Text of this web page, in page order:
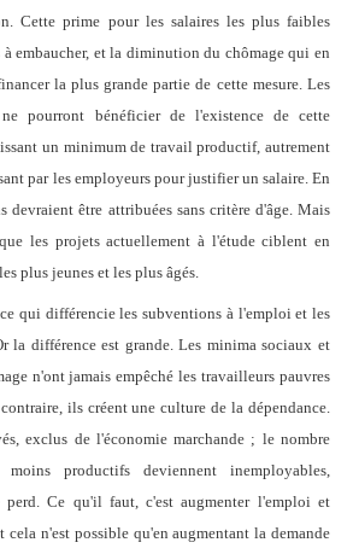
Cette prime pour les salaires les plus faibles
embaucher, et la diminution du chômage qui en
la plus grande partie de cette mesure. Les
ne pourront bénéficier de l'existence de cette
un minimum de travail productif, autrement
par les employeurs pour justifier un salaire. En
devraient être attribuées sans critère d'âge. Mais
les projets actuellement à l'étude ciblent en
plus jeunes et les plus âgés.
qui différencie les subventions à l'emploi et les
la différence est grande. Les minima sociaux et
n'ont jamais empêché les travailleurs pauvres
ils créent une culture de la dépendance.
exclus de l'économie marchande ; le nombre
productifs deviennent inemployables,
Ce qu'il faut, c'est augmenter l'emploi et
cela n'est possible qu'en augmentant la demande